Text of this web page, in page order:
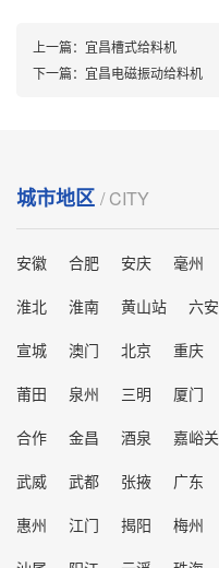
上一篇： 宜昌槽式给料机
下一篇： 宜昌电磁振动给料机
城市地区 / CITY
安徽 合肥 安庆 毫州
淮北
淮南 黄山站 六安
宣城
澳门 北京 重庆
莆田
泉州 三明 厦门
合作
金昌 酒泉 嘉峪关
武威
武都 张掖 广东
惠州
江门 揭阳 梅州